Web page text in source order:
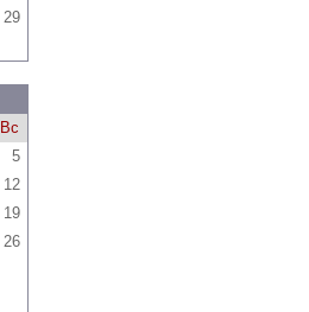
29
Вс
5
12
19
26